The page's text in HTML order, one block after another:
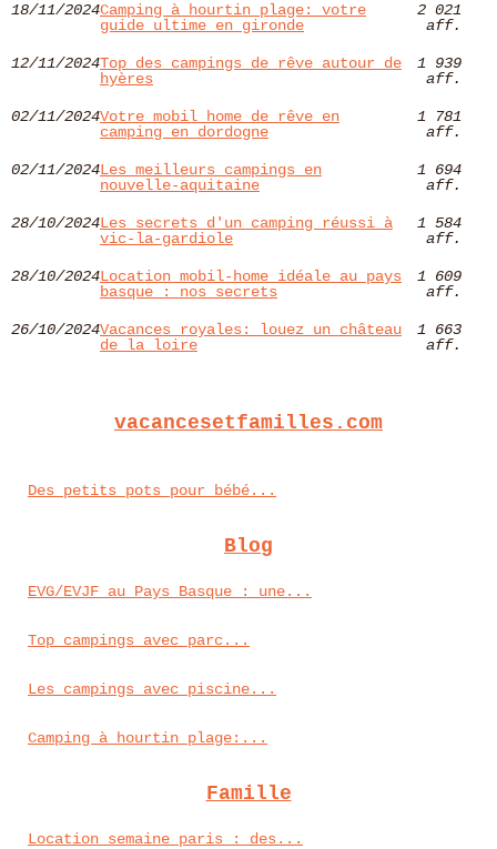
18/11/2024Camping à hourtin plage: votre
guide ultime en gironde
2 021
aff.
12/11/2024Top des campings de rêve autour de
hyères​
1 939
aff.
02/11/2024Votre mobil home de rêve en
camping en dordogne
1 781
aff.
02/11/2024Les meilleurs campings en
nouvelle-aquitaine
1 694
aff.
28/10/2024Les secrets d'un camping réussi à
vic-la-gardiole
1 584
aff.
28/10/2024Location mobil-home idéale au pays
basque : nos secrets
1 609
aff.
26/10/2024Vacances royales: louez un château
de la loire
1 663
aff.
vacancesetfamilles.com
Des petits pots pour bébé...
Blog
EVG/EVJF au Pays Basque : une...
Top campings avec parc...
Les campings avec piscine...
Camping à hourtin plage:...
Famille
Location semaine paris : des...